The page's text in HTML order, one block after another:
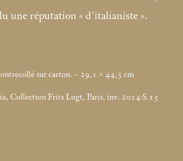
une réputation « d’italianiste ».
sur carton. – 29,1 × 44,3 cm
Collection Frits Lugt, Paris, inv. 2014-S.15